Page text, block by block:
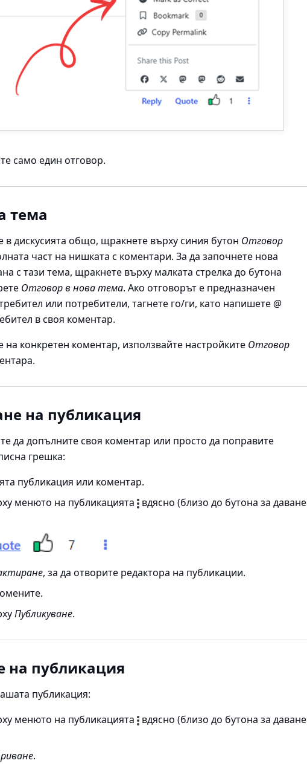
само един отговор.
тема
в дискусията общо, щракнете върху синия бутон Отговор
част на нишката с коментари. За да започнете нова
с тази тема, щракнете върху малката стрелка до бутона
Отговор в нова тема. Ако отговорът е предназначен
или потребители, тагнете го/ги, като напишете@
в своя коментар.
на конкретен коментар, използвайте настройките Отговор
на публикация
да допълните своя коментар или просто да поправите
грешка:
публикация или коментар.
менюто на публикацията вдясно (близо до бутона за даване
, за да отворите редактора на публикации.
Публикуване.
на публикация
публикация:
менюто на публикацията вдясно (близо до бутона за даване
.